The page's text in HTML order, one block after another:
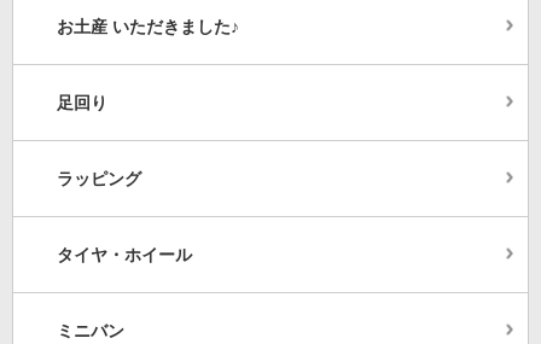
お土産 いただきました♪
足回り
ラッピング
タイヤ・ホイール
ミニバン